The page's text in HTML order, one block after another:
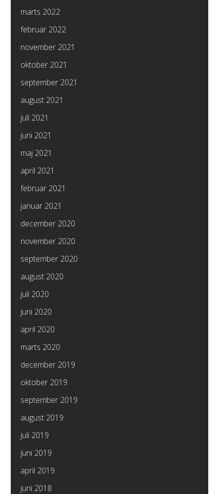
marts 2022
februar 2022
november 2021
oktober 2021
september 2021
august 2021
juli 2021
juni 2021
maj 2021
april 2021
februar 2021
januar 2021
december 2020
november 2020
september 2020
august 2020
juli 2020
juni 2020
april 2020
marts 2020
december 2019
oktober 2019
september 2019
august 2019
juli 2019
juni 2019
april 2019
juni 2018